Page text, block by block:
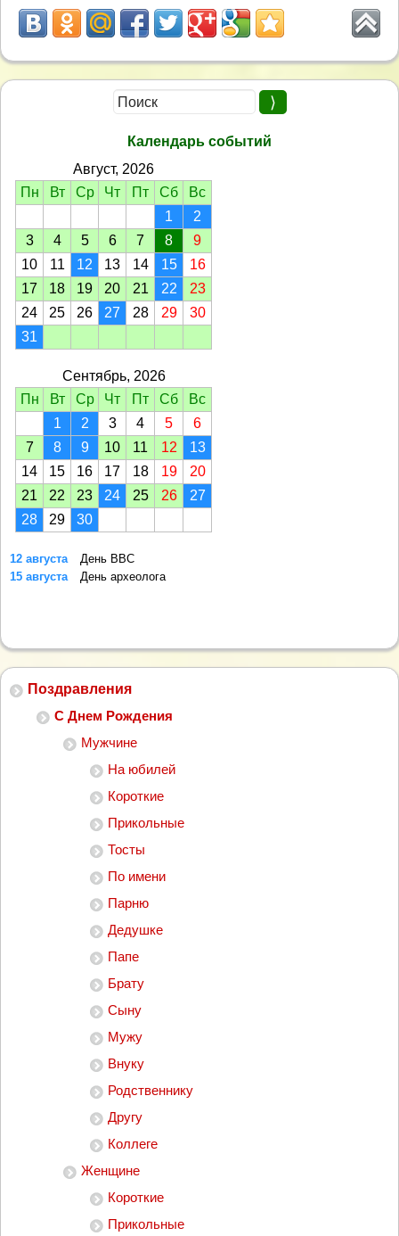
Поздравления
С Днем Рождения
Мужчине
На юбилей
Короткие
Прикольные
Тосты
По имени
Парню
Дедушке
Папе
Брату
Сыну
Мужу
Внуку
Родственнику
Другу
Коллеге
Женщине
Короткие
Прикольные
Календарь событий
Август, 2026
Пн
Вт Ср Чт Пт Сб
Вс
1
2
3
4 5 6 7 8
9
10
11 12 13 14 15
16
17
18 19 20 21 22
23
24
25 26 27 28 29
30
31
Сентябрь, 2026
Пн
Вт Ср Чт Пт Сб
Вс
1
2 3 4 5
6
7
8 9 10 11 12
13
14
15 16 17 18 19
20
21
22 23 24 25 26
27
28
29 30
12 августа
День ВВС
15 августа
День археолога